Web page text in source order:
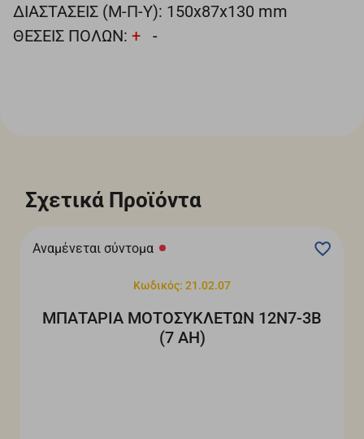
ΔΙΑΣΤΑΣΕΙΣ (Μ-Π-Υ): 150x87x130 mm
ΘΕΣΕΙΣ ΠΟΛΩΝ: + -
Σχετικά Προϊόντα
Αναμένεται σύντομα
Κωδικός: 21.02.07
ΜΠΑΤΑΡΙΑ ΜΟΤΟΣΥΚΛΕΤΩΝ 12Ν7-3Β
(7 ΑH)